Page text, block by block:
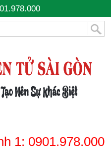
1: 0901.978.000